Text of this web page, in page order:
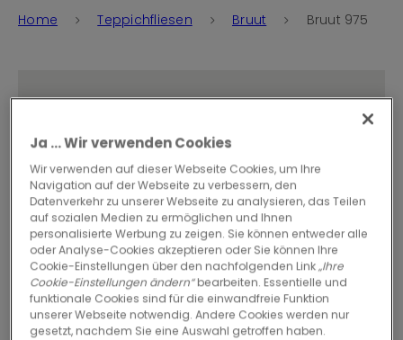
Home Teppichfliesen Bruut Bruut 975
Ja ... Wir verwenden Cookies
Wir verwenden auf dieser Webseite Cookies, um Ihre
Navigation auf der Webseite zu verbessern, den
Datenverkehr zu unserer Webseite zu analysieren, das Teilen
auf sozialen Medien zu ermöglichen und Ihnen
personalisierte Werbung zu zeigen. Sie können entweder alle
oder Analyse-Cookies akzeptieren oder Sie können Ihre
Cookie-Einstellungen über den nachfolgenden Link„Ihre
Cookie-Einstellungen ändern“bearbeiten. Essentielle und
funktionale Cookies sind für die einwandfreie Funktion
unserer Webseite notwendig. Andere Cookies werden nur
gesetzt, nachdem Sie eine Auswahl getroffen haben.